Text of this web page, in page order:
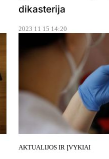
dikasterija
2023 11 15 14:20
AKTUALIJOS IR ĮVYKIAI